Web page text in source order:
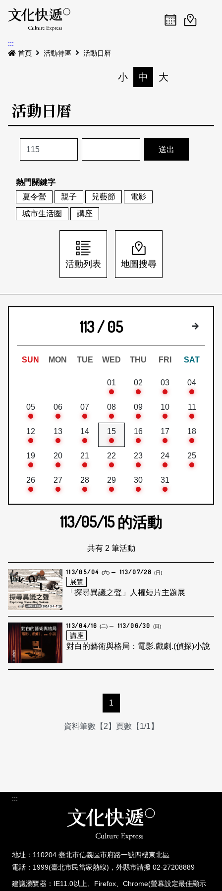
Menu
最新公告
本期專題
歷史專題
活動特區
活動列表
地圖搜尋
關於我們
關於我們
刊物索取地點
會員基本資料
刊登活動
網站導覽 English
日本語 登入/註冊
活動日曆活動地圖
:::
首頁
活動特區 活動日曆
小 中 大
活動日曆
熱門關鍵字
夏令營
親子 兒藝節
電影
城市生活圈
講座
活動列表 地圖搜尋
113 / 05 下個月
SUN MON TUE WED THU FRI SAT
01 02 03 04
05 06 07 08 09 10 11
12 13 14 15 16 17 18
19 20 21 22 23 24 25
26 27 28 29 30 31
113/05/15的活動
共有 2 筆活動
113/05/04 (六) 113/07/28 (日)
展覽
「探尋異議之聲」人權短片主題展
113/04/16 (二) 113/06/30 (日)
講座
對白的藝術與格局：電影.戲劇.(偵探)小說
1
資料筆數【2】頁數【1/1】
:::
地址：110204 臺北市信義區市府路一號四樓東北區
電話：1999(臺北市民當家熱線)，外縣市請撥 02-27208889
建議瀏覽器：IE11.0以上、Firefox、Chrome(螢幕設定最佳顯示